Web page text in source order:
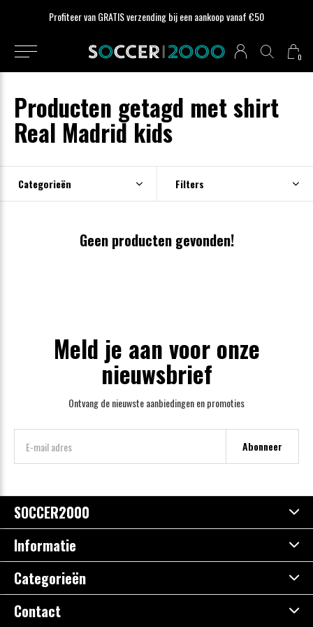
0
Profiteer van GRATIS verzending bij een aankoop vanaf €50
Producten getagd met shirt
Real Madrid kids
Categorieën Filters
Geen producten gevonden!
Meld je aan voor onze
nieuwsbrief
Ontvang de nieuwste aanbiedingen en promoties
Abonneer
SOCCER2000
Informatie
Categorieën
Contact